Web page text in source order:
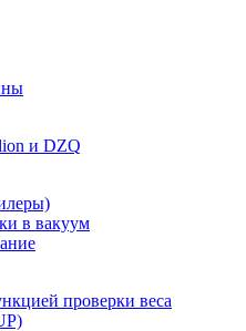
и DZQ
в вакуум
проверки веса